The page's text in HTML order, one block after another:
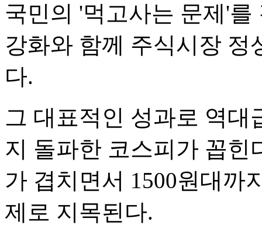
국민의 '먹고사는 문제'
강화와 함께 주식시장 정
다.
그 대표적인 성과로 역대
지 돌파한 코스피가 꼽힌
가 겹치면서 1500원대까
제로 지목된다.